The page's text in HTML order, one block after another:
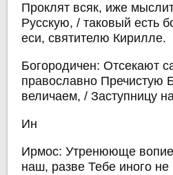
Проклят всяк, иже
Русскую, / таковый есть
еси, святителю Кирилле.
Богородичен: Отсекают
православно Пречистую
величаем, / Заступницу
Ин
Ирмос: Утренююще
наш, разве Тебе иного